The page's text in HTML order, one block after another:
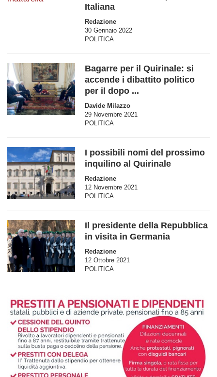
Italiana
Redazione
30 Gennaio 2022
POLITICA
Bagarre per il Quirinale: si
accende i dibattito politico
per il dopo ...
Davide Milazzo
29 Novembre 2021
POLITICA
I possibili nomi del prossimo
inquilino al Quirinale
Redazione
12 Novembre 2021
POLITICA
Il presidente della Repubblica
in visita in Germania
Redazione
12 Ottobre 2021
POLITICA